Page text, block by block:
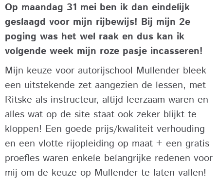
Op maandag 31 mei ben ik dan eindelijk
geslaagd voor mijn rijbewijs! Bij mijn 2e
poging was het wel raak en dus kan ik
volgende week mijn roze pasje incasseren!
Mijn keuze voor autorijschool Mullender bleek
een uitstekende zet aangezien de lessen, met
Ritske als instructeur, altijd leerzaam waren en
alles wat op de site staat ook zeker blijkt te
kloppen! Een goede prijs/kwaliteit verhouding
en een vlotte rijopleiding op maat + een gratis
proefles waren enkele belangrijke redenen voor
mij om de keuze op Mullender te laten vallen!